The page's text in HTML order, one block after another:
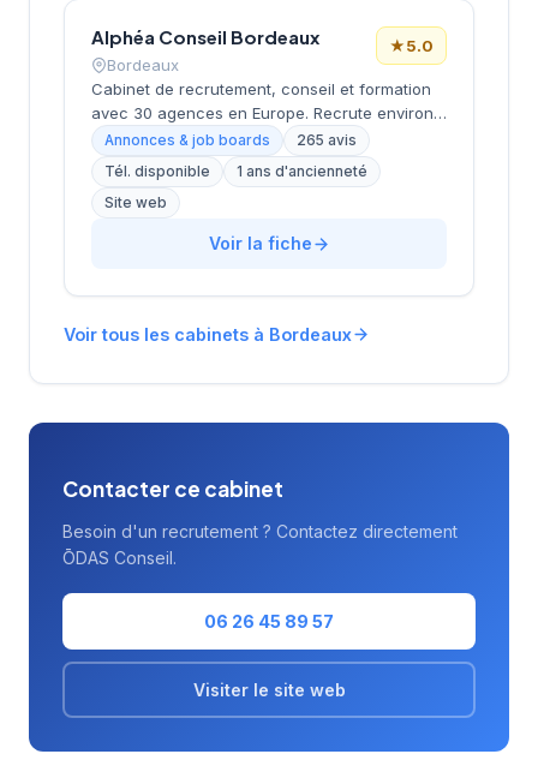
proposer ses services de recrutement aux
entreprises locales.
Alphéa Conseil Bordeaux
Bordeaux
★5.0
Cabinet de recrutement, conseil et formation
avec 30 agences en Europe. Recrute environ
3 000 candidats par an avec un délai moyen
de 28 jours. Note Google 5.0/5 (265 avis).
Valeurs : proximité, exigence, expertise métier
et satisfaction client (93%).
Annonces & job boards
265 avis
Tél. disponible
1 ans d'ancienneté
Site web
Voir la fiche
Voir tous les cabinets à Bordeaux
Contacter ce cabinet
Besoin d'un recrutement ? Contactez directement
ŌDAS Conseil.
06 26 45 89 57
Visiter le site web